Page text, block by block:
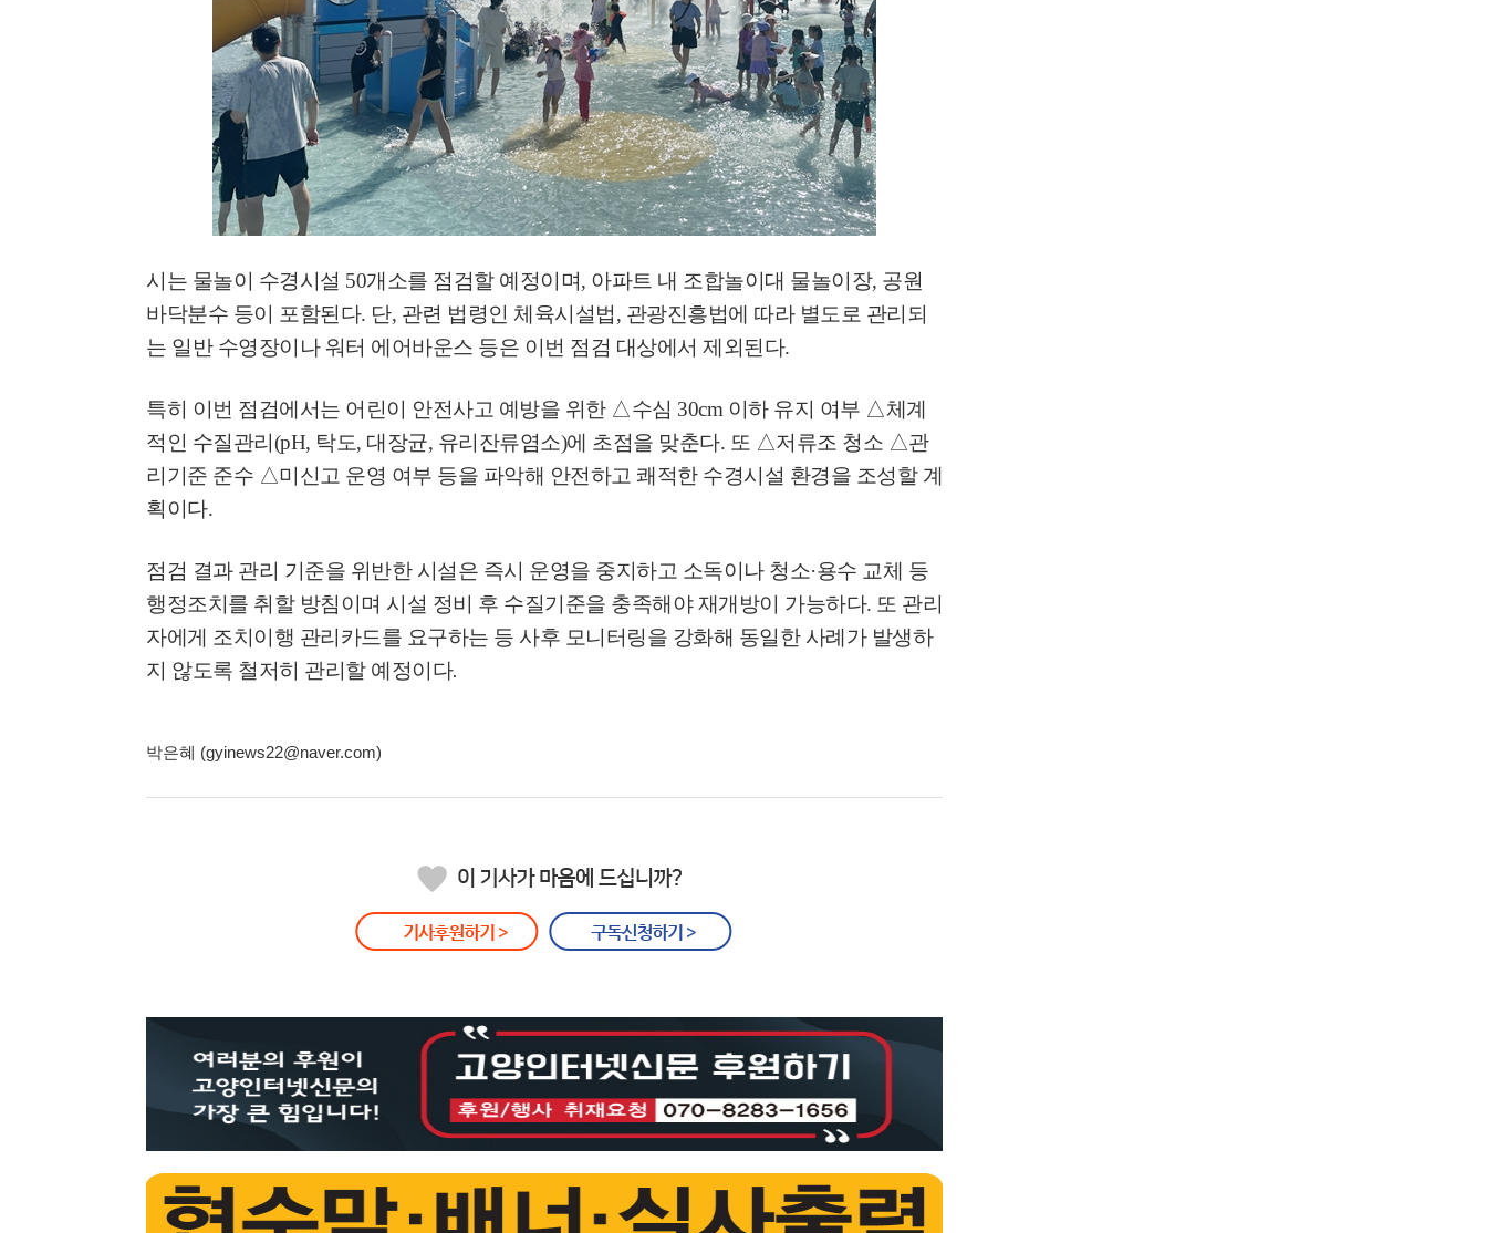
시는 물놀이 수경시설 50개소를 점검할 예정이며, 아파트 내 조합놀이대 물놀이장, 공원
바닥분수 등이 포함된다. 단, 관련 법령인 체육시설법, 관광진흥법에 따라 별도로 관리되
는 일반 수영장이나 워터 에어바운스 등은 이번 점검 대상에서 제외된다.
특히 이번 점검에서는 어린이 안전사고 예방을 위한 △수심 30cm 이하 유지 여부 △체계
적인 수질관리 (pH, 탁도, 대장균, 유리잔류염소)에 초점을 맞춘다. 또 △저류조 청소 △관
리기준 준수 △미신고 운영 여부 등을 파악해 안전하고 쾌적한 수경시설 환경을 조성할 계
획이다.
점검 결과 관리 기준을 위반한 시설은 즉시 운영을 중지하고 소독이나 청소·용수 교체 등
행정조치를 취할 방침이며 시설 정비 후 수질기준을 충족해야 재개방이 가능하다. 또 관리
자에게 조치이행 관리카드를 요구하는 등 사후 모니터링을 강화해 동일한 사례가 발생하
지 않도록 철저히 관리할 예정이다.
박은혜 (gyinews22@naver.com)